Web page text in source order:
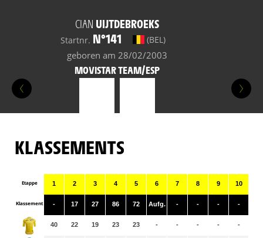
CIAN UIJTDEBROEKS
Startnr. N°141 (BEL)
geboren am 28/02/2003
MOVISTAR TEAM/ESP
KLASSEMENTS
Etappe
Klassement
1
-
40
2
17
22
3
27
19
4
86
23
5
72
23
6
Aufg.
-
7
-
-
8
-
-
9
-
-
10
-
-